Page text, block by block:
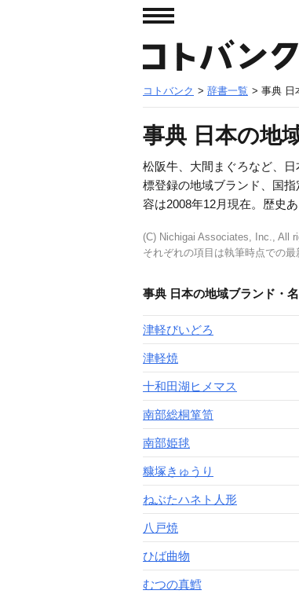
コトバンク > 辞書一覧 > 事典 日
事典 日本の地
松阪牛、大間まぐろなど、
標登録の地域ブランド、国
容は2008年12月現在。歴史
(C) Nichigai Associates, Inc., All
それぞれの項目は執筆時点での
事典 日本の地域ブランド・
津軽びいどろ
津軽焼
十和田湖ヒメマス
南部総桐箪笥
南部姫毬
糠塚きゅうり
ねぶたハネト人形
八戸焼
ひば曲物
むつの真鱈